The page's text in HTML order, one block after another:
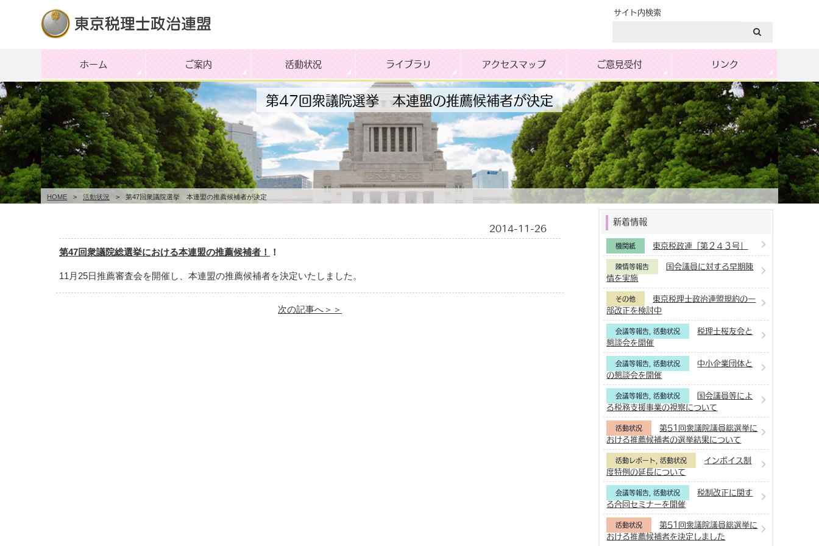
サイト内検索
ホーム ご案内 活動状況 ライブラリ アクセスマップ ご意見受付 リンク
HOME > 活動状況 > 第47回衆議院選挙 本連盟の推薦候補者が決定
第47回衆議院選挙 本連盟の推薦候補者が決定
2014-11-26
第47回衆議院総選挙における本連盟の推薦候補者！ ！
11月25日推薦審査会を開催し、本連盟の推薦候補者を決定いたしました。
次の記事へ＞＞
新着情報
機関紙 東京税政連「第２４３号」
陳情等報告
国会議員に対する早期陳
情を実施
その他
東京税理士政治連盟規約の一
部改正を検討中
会議等報告,活動状況
税理士桜友会と
懇談会を開催
会議等報告,活動状況
中小企業団体と
の懇談会を開催
会議等報告,活動状況
国会議員等によ
る税務支援事業の視察について
活動状況
第51回衆議院議員総選挙に
おける推薦候補者の選挙結果について
活動レポート,活動状況
インボイス制
度特例の延長について
会議等報告,活動状況
税制改正に関す
る合同セミナーを開催
活動状況
第51回衆議院議員総選挙に
おける推薦候補者を決定しました